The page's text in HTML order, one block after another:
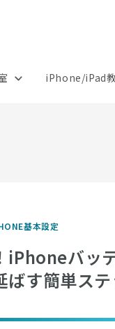
iPhone/iPad
基本設定
iPhoneバッ
ばす簡単ス